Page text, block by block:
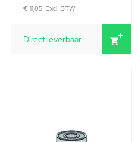
€ 11,85
Direct leverbaar